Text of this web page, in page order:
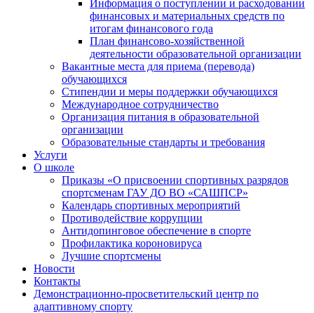
Информация о поступлении и расходовании
финансовых и материальных средств по
итогам финансового года
План финансово-хозяйственной
деятельности образовательной организации
Вакантные места для приема (перевода)
обучающихся
Стипендии и меры поддержки обучающихся
Международное сотрудничество
Организация питания в образовательной
организации
Образовательные стандарты и требования
Услуги
О школе
Приказы «О присвоении спортивных разрядов
спортсменам ГАУ ДО ВО «САШПСР»
Календарь спортивных мероприятий
Противодействие коррупции
Антидопинговое обеспечение в спорте
Профилактика короновируса
Лучшие спортсмены
Новости
Контакты
Демонстрационно-просветительский центр по
адаптивному спорту